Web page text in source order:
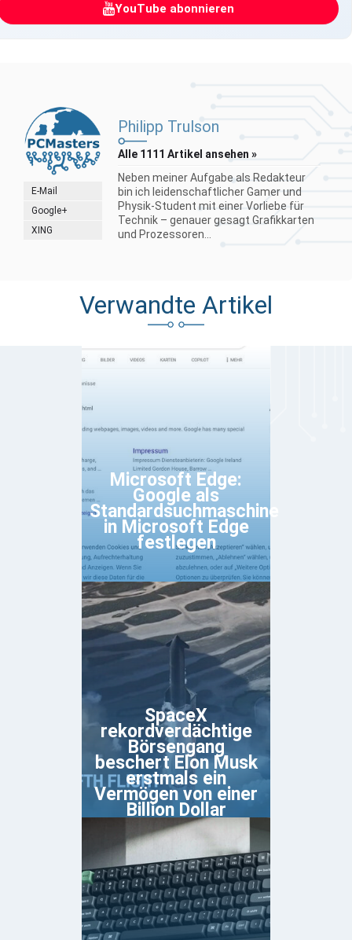
YouTube abonnieren
E-Mail
Google+
XING
Philipp Trulson
Alle 1111 Artikel ansehen »
Neben meiner Aufgabe als Redakteur
bin ich leidenschaftlicher Gamer und
Physik-Student mit einer Vorliebe für
Technik – genauer gesagt Grafikkarten
und Prozessoren...
Verwandte Artikel
Microsoft Edge:
Google als
Standardsuchmaschine
in Microsoft Edge
festlegen
SpaceX
rekordverdächtige
Börsengang
beschert Elon Musk
erstmals ein
Vermögen von einer
Billion Dollar